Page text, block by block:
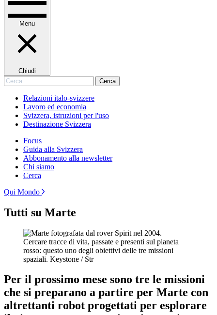
Menu
Chiudi
Cerca Cerca
Relazioni italo-svizzere
Lavoro ed economia
Svizzera, istruzioni per l'uso
Destinazione Svizzera
Focus
Guida alla Svizzera
Abbonamento alla newsletter
Chi siamo
Cerca
Qui Mondo
Tutti su Marte
Cercare tracce di vita, passate e presenti sul pianeta
rosso: questo uno degli obiettivi delle tre missioni
spaziali. Keystone / Str
Per il prossimo mese sono tre le missioni
che si preparano a partire per Marte con
altrettanti robot progettati per esplorare